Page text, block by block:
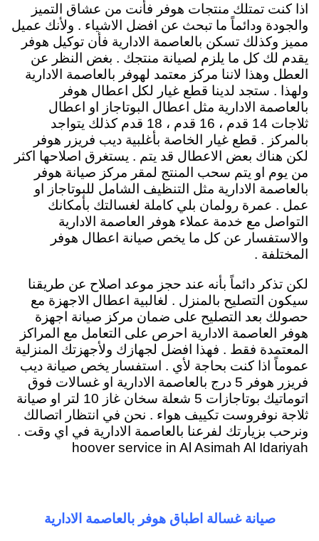
اذا كنت تمتلك منتجات هوفر فأنت من عشاق التميز
والجودة ودائماً ما تبحث عن افضل الاشياء . ولأنك عميل
مميز وكذلك تسكن بالعاصمة الادارية فأن توكيل هوفر
يقدم لك كل ما يلزم لصيانة منتجك . بغض النظر عن
العطل وهذا لاننا مركز معتمد لهوفر بالعاصمة الادارية
ولهذا . ستجد لدينا قطع غيار لكل اعطال هوفر
بالعاصمة الادارية مثل اعطال البوتاجاز او اعطال
ثلاجات 14 قدم ، 16 قدم ، 18 قدم كذلك يتواجد
بالمركز . قطع غيار الخاصة بأغلبية ديب فريزر هوفر
لكن هناك بعض الاعطال قد يتم . يستغرق اصلاحها اكثر
من يوم او يتم سحب المنتج لمقر مركز صيانة هوفر
بالعاصمة الادارية مثل التنظيف الشامل للبوتاجاز او
عمل . عمرة رولمان بلي كاملة لغسالتك بأمكانك
التواصل مع خدمة عملاء هوفر العاصمة الادارية
والاستفسار عن كل ما يخص صيانة اعطال هوفر
المختلفة .
لكن تذكر دائماً بأنه عند حجز موعد اصلاح عن طريقنا
سيكون التصليح بالمنزل . لغالبية اعطال الاجهزة مع
حصولك بعد التصليح على ضمان مركز صيانة اجهزة
هوفر العاصمة الادارية احرص على التعامل مع المراكز
المعتمدة فقط . فهذا افضل لجهازك ولأجهزتك المنزلية
عموماً اذا كنت بحاجة لأي . استفسار يخص صيانة ديب
فريزر هوفر 5 درج بالعاصمة الادارية او غسالات فوق
اتوماتيك بوتاجازات 5 شعلة سخان غاز 10 لتر او صيانة
ثلاجة نوفروست تكييف هواء . نحن في انتظار اتصالك
ونرحب بزيارتك لفرعنا بالعاصمة الادارية في اي وقت .
hoover service in Al Asimah Al Idariyah
صيانة غسالة اطباق هوفر بالعاصمة الادارية